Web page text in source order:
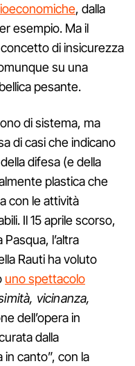
, dalla
esempio. Ma il
di insicurezza
su una
pesante.
di sistema, ma
di casi che indicano
difesa (e della
plastica che
con le attività
Il 15 aprile scorso,
l’altra
Rauti ha voluto
uno spettacolo
vicinanza,
dell’opera in
dalla
in canto”, con la